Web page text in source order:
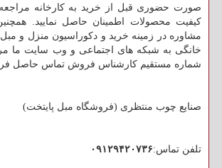
صورت حضوری قبل از خرید به کارخانه مراجعه
کیفیت محصولات اطمینان حاصل نمایید.
مشاوره در زمینه خرید و دکوراسیون منزل و
خانگی به شبکه های اجتماعی و وب سایت ما
شماره مستقیم کارشناس فروش تماس حاصل
صنایع چوب منتظری (فروشگاه مبل پایتخت)
تلفن تماس:۰۹۱۲۹۴۲۰۷۳۶